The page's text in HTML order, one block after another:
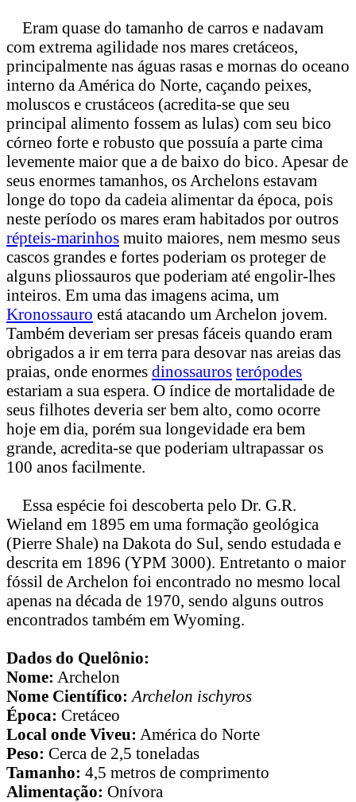
Eram quase do tamanho de carros e nadavam
com extrema agilidade nos mares cretáceos,
principalmente nas águas rasas e mornas do oceano
interno da América do Norte, caçando peixes,
moluscos e crustáceos (acredita-se que seu
principal alimento fossem as lulas) com seu bico
córneo forte e robusto que possuía a parte cima
levemente maior que a de baixo do bico. Apesar de
seus enormes tamanhos, os Archelons estavam
longe do topo da cadeia alimentar da época, pois
neste período os mares eram habitados por outros
répteis-marinhos muito maiores, nem mesmo seus
cascos grandes e fortes poderiam os proteger de
alguns pliossauros que poderiam até engolir-lhes
inteiros. Em uma das imagens acima, um
Kronossauro está atacando um Archelon jovem.
Também deveriam ser presas fáceis quando eram
obrigados a ir em terra para desovar nas areias das
praias, onde enormes dinossauros terópodes
estariam a sua espera. O índice de mortalidade de
seus filhotes deveria ser bem alto, como ocorre
hoje em dia, porém sua longevidade era bem
grande, acredita-se que poderiam ultrapassar os
100 anos facilmente.
Essa espécie foi descoberta pelo Dr. G.R.
Wieland em 1895 em uma formação geológica
(Pierre Shale) na Dakota do Sul, sendo estudada e
descrita em 1896 (YPM 3000). Entretanto o maior
fóssil de Archelon foi encontrado no mesmo local
apenas na década de 1970, sendo alguns outros
encontrados também em Wyoming.
Dados do Quelônio:
Nome: Archelon
Nome Científico: Archelon ischyros
Época: Cretáceo
Local onde Viveu: América do Norte
Peso: Cerca de 2,5 toneladas
Tamanho: 4,5 metros de comprimento
Alimentação: Onívora